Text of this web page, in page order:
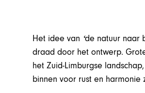
Het idee van ‘de natuur naar
draad door het ontwerp.
het Zuid-Limburgse
binnen voor rust en harmonie